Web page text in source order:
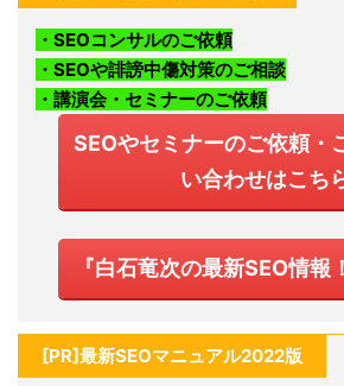
・SEOコンサルのご依頼
・SEOや誹謗中傷対策のご相談
・講演会・セミナーのご依頼
SEOやセミナーのご依頼・
い合わせはこち
『白石竜次の最新SEO情報
[PR]最新SEOマニュアル2022版